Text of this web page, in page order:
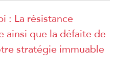
: La résistance
ainsi que la défaite de
stratégie immuable